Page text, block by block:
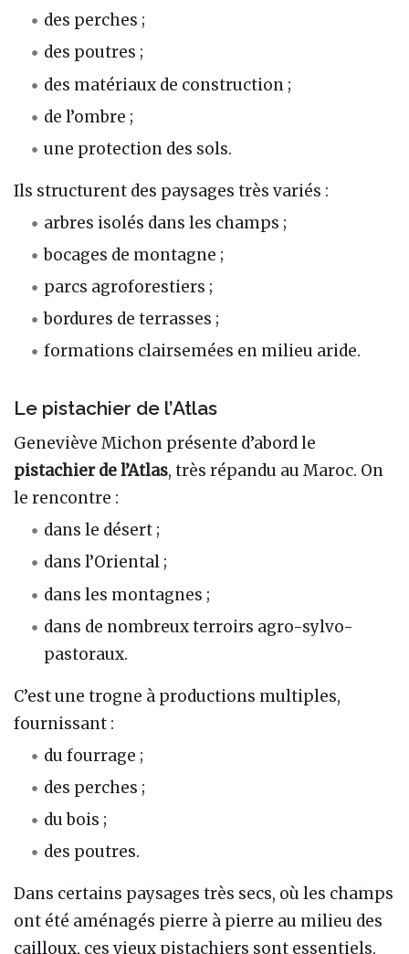
des perches ;
des poutres ;
des matériaux de construction ;
de l’ombre ;
une protection des sols.
Ils structurent des paysages très variés :
arbres isolés dans les champs ;
bocages de montagne ;
parcs agroforestiers ;
bordures de terrasses ;
formations clairsemées en milieu aride.
Le pistachier de l’Atlas
Geneviève Michon présente d’abord le
pistachier de l’Atlas, très répandu au Maroc. On
le rencontre :
dans le désert ;
dans l’Oriental ;
dans les montagnes ;
dans de nombreux terroirs agro-sylvo-
pastoraux.
C’est une trogne à productions multiples,
fournissant :
du fourrage ;
des perches ;
du bois ;
des poutres.
Dans certains paysages très secs, où les champs
ont été aménagés pierre à pierre au milieu des
cailloux, ces vieux pistachiers sont essentiels.